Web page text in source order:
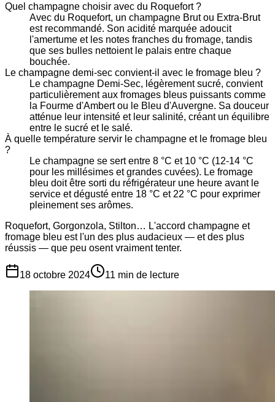
Quel champagne choisir avec du Roquefort ?
Avec du Roquefort, un champagne Brut ou Extra-Brut
est recommandé. Son acidité marquée adoucit
l'amertume et les notes franches du fromage, tandis
que ses bulles nettoient le palais entre chaque
bouchée.
Le champagne demi-sec convient-il avec le fromage bleu ?
Le champagne Demi-Sec, légèrement sucré, convient
particulièrement aux fromages bleus puissants comme
la Fourme d'Ambert ou le Bleu d'Auvergne. Sa douceur
atténue leur intensité et leur salinité, créant un équilibre
entre le sucré et le salé.
À quelle température servir le champagne et le fromage bleu
?
Le champagne se sert entre 8 °C et 10 °C (12-14 °C
pour les millésimes et grandes cuvées). Le fromage
bleu doit être sorti du réfrigérateur une heure avant le
service et dégusté entre 18 °C et 22 °C pour exprimer
pleinement ses arômes.
Roquefort, Gorgonzola, Stilton… L'accord champagne et
fromage bleu est l'un des plus audacieux — et des plus
réussis — que peu osent vraiment tenter.
18 octobre 2024 11 min de lecture